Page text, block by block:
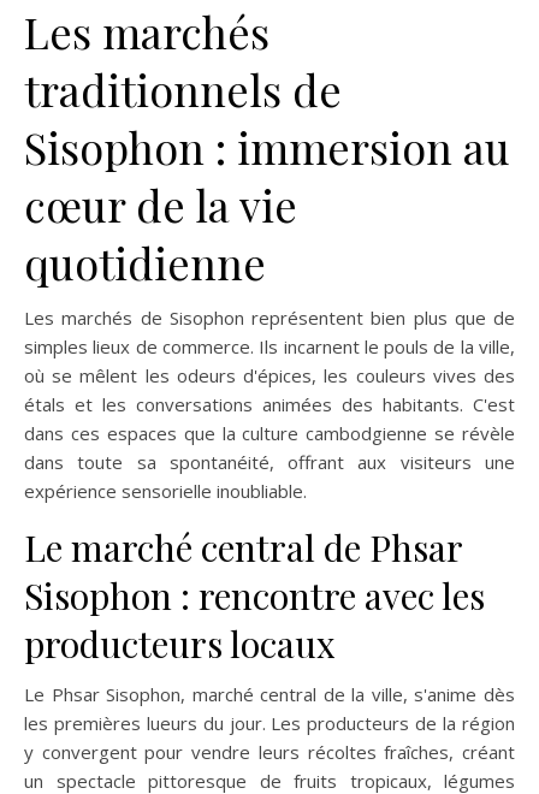
Les marchés
traditionnels de
Sisophon : immersion au
cœur de la vie
quotidienne
Les marchés de Sisophon représentent bien plus que de
simples lieux de commerce. Ils incarnent le pouls de la ville,
où se mêlent les odeurs d'épices, les couleurs vives des
étals et les conversations animées des habitants. C'est
dans ces espaces que la culture cambodgienne se révèle
dans toute sa spontanéité, offrant aux visiteurs une
expérience sensorielle inoubliable.
Le marché central de Phsar
Sisophon : rencontre avec les
producteurs locaux
Le Phsar Sisophon, marché central de la ville, s'anime dès
les premières lueurs du jour. Les producteurs de la région
y convergent pour vendre leurs récoltes fraîches, créant
un spectacle pittoresque de fruits tropicaux, légumes